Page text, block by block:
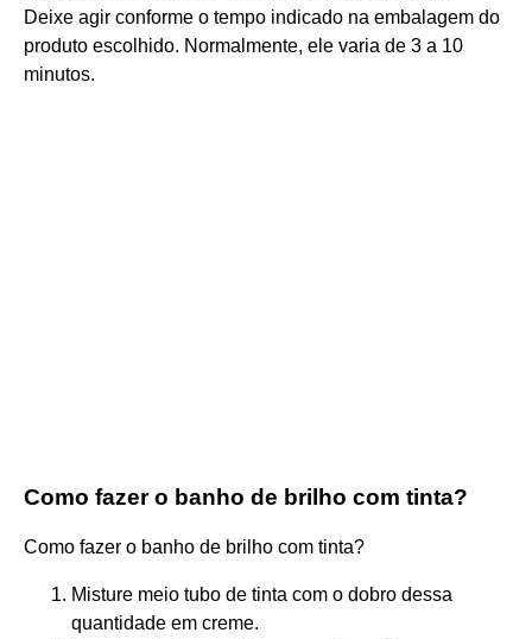
Deixe agir conforme o tempo indicado na embalagem do
produto escolhido. Normalmente, ele varia de 3 a 10
minutos.
Como fazer o banho de brilho com tinta?
Como fazer o banho de brilho com tinta?
Misture meio tubo de tinta com o dobro dessa
quantidade em creme.